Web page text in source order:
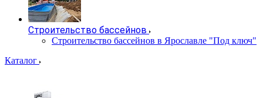
Строительство бассейнов
Строительство бассейнов в Ярославле "Под ключ"
Каталог